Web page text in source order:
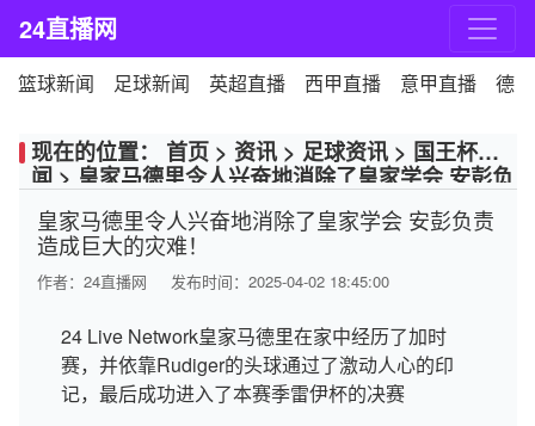
24直播网
篮球新闻 足球新闻 英超直播 西甲直播 意甲直播 德
现在的位置： 首页 > 资讯 > 足球资讯 > 国王杯新
闻 > 皇家马德里令人兴奋地消除了皇家学会 安彭负
皇家马德里令人兴奋地消除了皇家学会 安彭负责
造成巨大的灾难！
作者： 24直播网 发布时间：2025-04-02 18:45:00
24 Live Network皇家马德里在家中经历了加时
赛，并依靠Rudiger的头球通过了激动人心的印
记，最后成功进入了本赛季雷伊杯的决赛